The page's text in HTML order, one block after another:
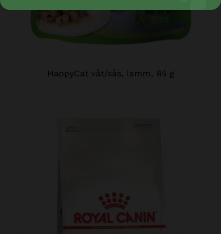
HappyCat våt/sås, lamm, 85 g